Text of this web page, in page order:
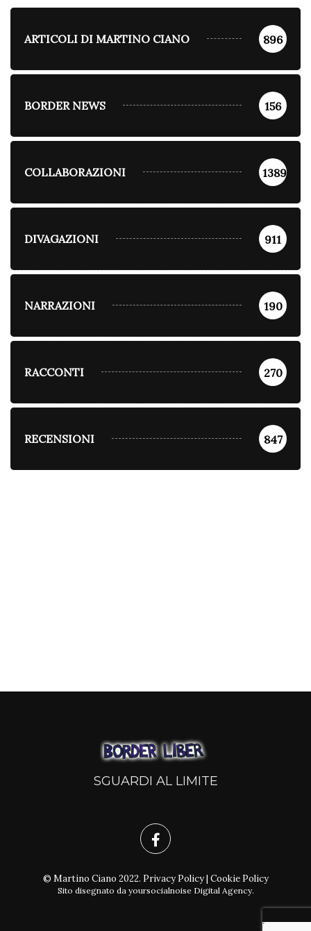
ARTICOLI DI MARTINO CIANO 896
BORDER NEWS 156
COLLABORAZIONI 1389
DIVAGAZIONI 911
NARRAZIONI 190
RACCONTI 270
RECENSIONI 847
SGUARDI AL LIMITE
© Martino Ciano 2022. Privacy Policy| Cookie Policy
Sito disegnato da yoursocialnoise Digital Agency.